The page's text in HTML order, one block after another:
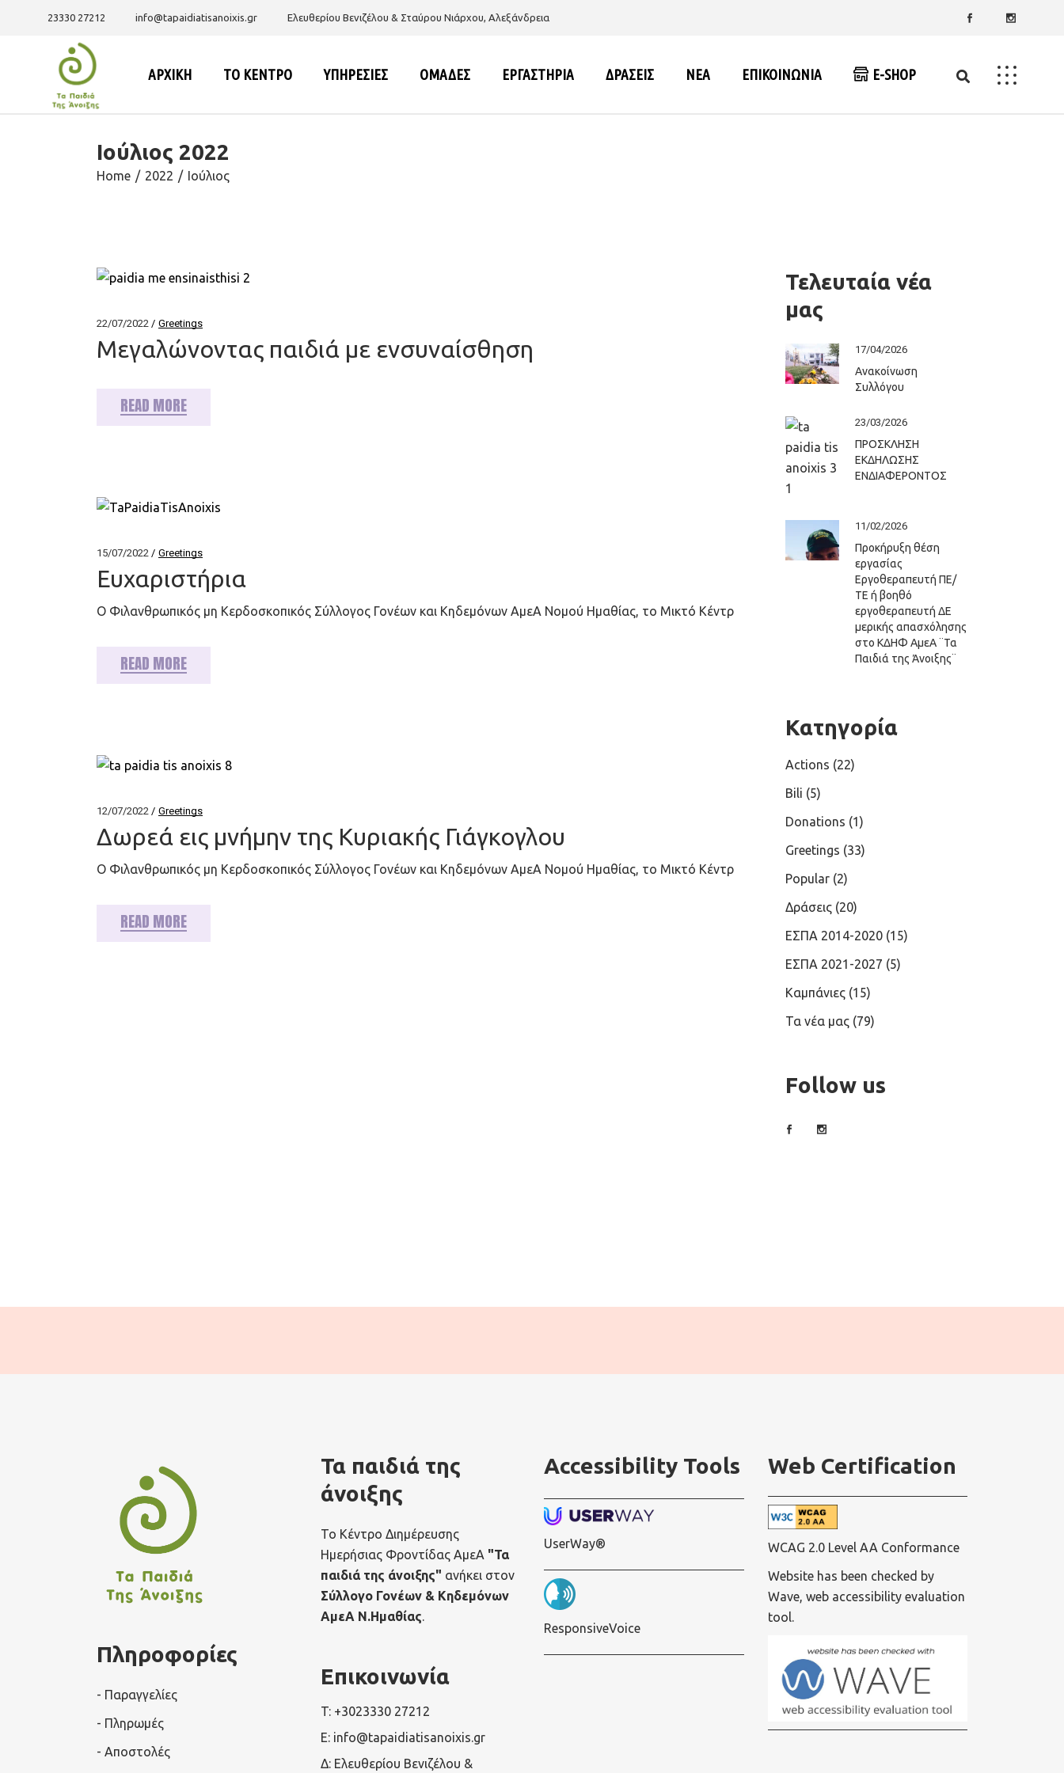
23330 27212 info@tapaidiatisanoixis.gr Ελευθερίου Βενιζέλου & Σταύρου Νιάρχου, Αλεξάνδρεια
ΑΡΧΙΚΗ ΤΟ ΚΕΝΤΡΟ
Ποιοι είμαστε
Αποστολή – Όραμα –
Ισολογισμοί
ΥΠΗΡΕΣΙΕΣ ΟΜΑΔΕΣ ΕΡΓΑΣΤΗΡΙΑ ΔΡΑΣΕΙΣ ΝΕΑ ΕΠΙΚΟΙΝΩΝΙΑ E-SHOP
Ιούλιος 2022
Home 2022 Ιούλιος
22/07/2022 Greetings
Μεγαλώνοντας παιδιά με ενσυναίσθηση
READ MORE
15/07/2022 Greetings
Ευχαριστήρια
Ο Φιλανθρωπικός μη Κερδοσκοπικός Σύλλογος Γονέων και Κηδεμόνων ΑμεΑ Νομού Ημαθίας, το Μικτό Κέντρ
READ MORE
12/07/2022 Greetings
Δωρεά εις μνήμην της Κυριακής Γιάγκογλου
Ο Φιλανθρωπικός μη Κερδοσκοπικός Σύλλογος Γονέων και Κηδεμόνων ΑμεΑ Νομού Ημαθίας, το Μικτό Κέντρ
READ MORE
Τελευταία νέα
μας
17/04/2026
Ανακοίνωση
Συλλόγου
23/03/2026
ΠΡΟΣΚΛΗΣΗ
ΕΚΔΗΛΩΣΗΣ
ΕΝΔΙΑΦΕΡΟΝΤΟΣ
11/02/2026
Προκήρυξη θέση
εργασίας
Εργοθεραπευτή ΠΕ/
ΤΕ ή βοηθό
εργοθεραπευτή ΔΕ
μερικής απασχόλησης
στο ΚΔΗΦ ΑμεΑ ¨Τα
Παιδιά της Άνοιξης¨
Κατηγορία
Actions (22)
Bili (5)
Donations (1)
Greetings (33)
Popular (2)
Δράσεις (20)
ΕΣΠΑ 2014-2020 (15)
ΕΣΠΑ 2021-2027 (5)
Καμπάνιες (15)
Τα νέα μας (79)
Follow us
Πληροφορίες
- Παραγγελίες
- Πληρωμές
- Αποστολές
Τα παιδιά της
άνοιξης
Το Κέντρο Διημέρευσης
Ημερήσιας Φροντίδας ΑμεΑ "Τα
παιδιά της άνοιξης" ανήκει στον
Σύλλογο Γονέων & Κηδεμόνων
ΑμεΑ Ν.Ημαθίας.
Επικοινωνία
T: +3023330 27212
E: info@tapaidiatisanoixis.gr
Δ: Ελευθερίου Βενιζέλου &
Accessibility Tools
UserWay®
ResponsiveVoice
Web Certification
WCAG 2.0 Level AA Conformance
Website has been checked by
Wave, web accessibility evaluation
tool.